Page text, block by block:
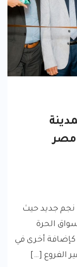
مصر
نجم جديد حيث
الحرة
مساء يوم الخميس الموافق ٥‏/٩‏/٢٠٢٤ كإضافة أخرى في
الفروع […]